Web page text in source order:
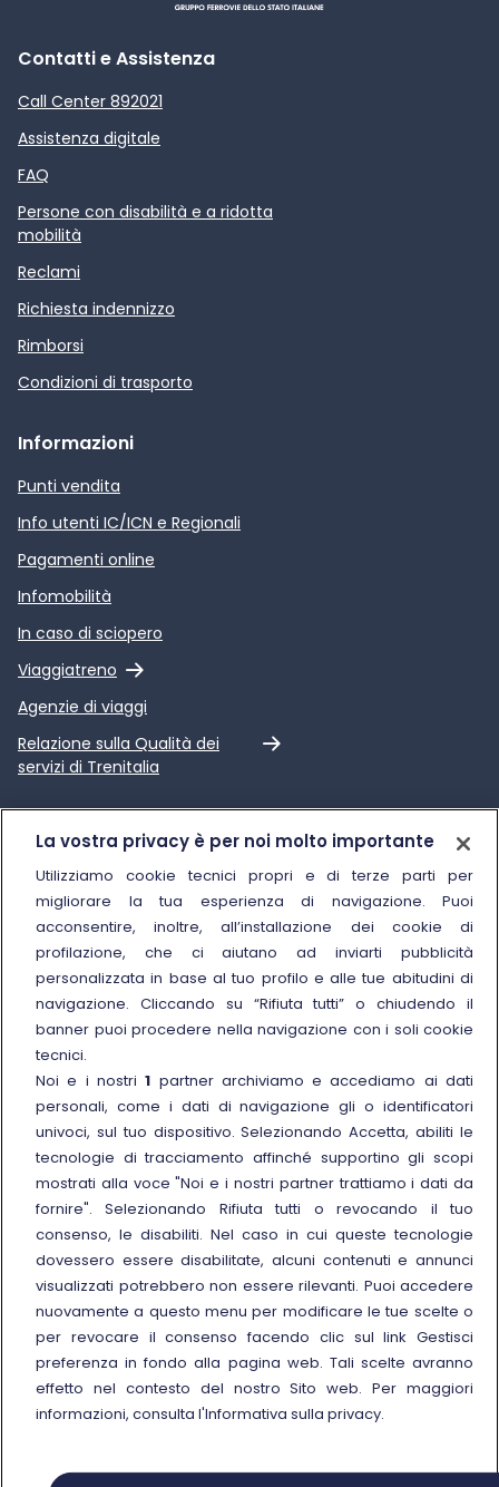
Contatti e Assistenza
Call Center 892021
Assistenza digitale
FAQ
Persone con disabilità e a ridotta
mobilità
Reclami
Richiesta indennizzo
Rimborsi
Condizioni di trasporto
Informazioni
Punti vendita
Info utenti IC/ICN e Regionali
Pagamenti online
Infomobilità
In caso di sciopero
Viaggiatreno
Link esterno
Agenzie di viaggi
Relazione sulla Qualità dei
servizi di Trenitalia
Link esterno
Chi siamo
Sostenibilità
Trenitalia for Business
Manuale di Conservazione
Link esterno
Carriere
Link esterno
La Freccia Mag
Link esterno
Noleggia un treno charter
Viaggi di gruppo
Seguici sui social
© Gruppo FS Italiane 2025
Note legali
Protezione dati personali
Accessibilità
Informativa sui cookies
Gestisci preferenza
La vostra privacy è per noi molto importante
Utilizziamo cookie tecnici propri e di terze parti per
migliorare la tua esperienza di navigazione. Puoi
acconsentire, inoltre, all’installazione dei cookie di
profilazione, che ci aiutano ad inviarti pubblicità
personalizzata in base al tuo profilo e alle tue abitudini di
navigazione. Cliccando su “Rifiuta tutti” o chiudendo il
banner puoi procedere nella navigazione con i soli cookie
tecnici.
Noi e i nostri1 partner archiviamo e accediamo ai dati
personali, come i dati di navigazione gli o identificatori
univoci, sul tuo dispositivo. Selezionando Accetta, abiliti le
tecnologie di tracciamento affinché supportino gli scopi
mostrati alla voce "Noi e i nostri partner trattiamo i dati da
fornire". Selezionando Rifiuta tutti o revocando il tuo
consenso, le disabiliti. Nel caso in cui queste tecnologie
dovessero essere disabilitate, alcuni contenuti e annunci
visualizzati potrebbero non essere rilevanti. Puoi accedere
nuovamente a questo menu per modificare le tue scelte o
per revocare il consenso facendo clic sul link Gestisci
preferenza in fondo alla pagina web. Tali scelte avranno
effetto nel contesto del nostro Sito web. Per maggiori
informazioni, consulta l'Informativa sulla privacy.